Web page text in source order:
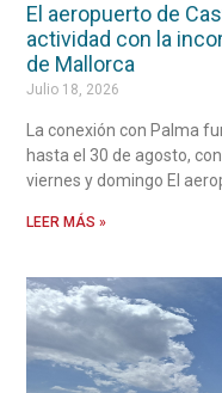
El aeropuerto de
actividad con la
de Mallorca
Julio 18, 2026
La conexión con Palma
hasta el 30 de agosto,
viernes y domingo El
LEER MÁS »